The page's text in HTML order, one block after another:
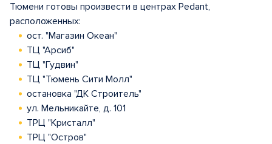
Тюмени готовы произвести в центрах Pedant,
расположенных:
ост. "Магазин Океан"
ТЦ "Арсиб"
ТЦ "Гудвин"
ТЦ "Тюмень Сити Молл"
остановка "ДК Строитель"
ул. Мельникайте, д. 101
ТРЦ "Кристалл"
ТРЦ "Остров"